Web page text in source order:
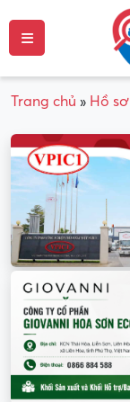
Trang chủ » Hồ sơ